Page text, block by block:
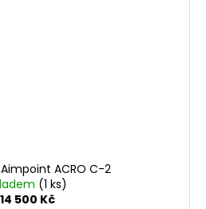
ACRO C-2
(1 ks)
14 500 Kč